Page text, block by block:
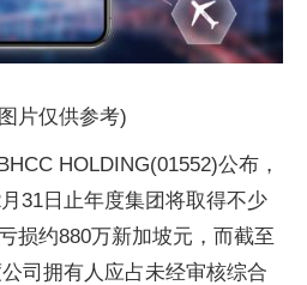
片仅供参考)
HOLDING(01552)公布，
31日止年度集团将取得不少
损约880万新加坡元，而截至
司拥有人应占未经审核综合